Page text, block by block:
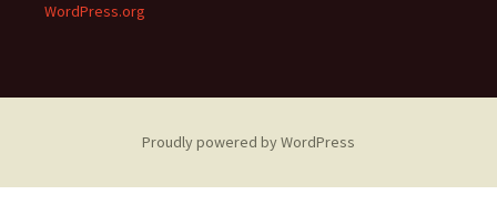
WordPress.org
Proudly powered by WordPress